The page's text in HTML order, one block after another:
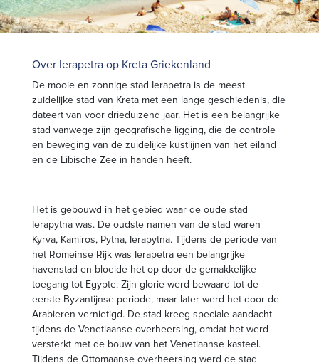
Over Ierapetra op Kreta Griekenland
De mooie en zonnige stad Ierapetra is de meest
zuidelijke stad van Kreta met een lange geschiedenis, die
dateert van voor drieduizend jaar. Het is een belangrijke
stad vanwege zijn geografische ligging, die de controle
en beweging van de zuidelijke kustlijnen van het eiland
en de Libische Zee in handen heeft.
Het is gebouwd in het gebied waar de oude stad
Ierapytna was. De oudste namen van de stad waren
Kyrva, Kamiros, Pytna, Ierapytna. Tijdens de periode van
het Romeinse Rijk was Ierapetra een belangrijke
havenstad en bloeide het op door de gemakkelijke
toegang tot Egypte. Zijn glorie werd bewaard tot de
eerste Byzantijnse periode, maar later werd het door de
Arabieren vernietigd. De stad kreeg speciale aandacht
tijdens de Venetiaanse overheersing, omdat het werd
versterkt met de bouw van het Venetiaanse kasteel.
Tijdens de Ottomaanse overheersing werd de stad